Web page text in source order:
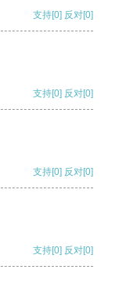
支持[0] 反对[0]
支持[0] 反对[0]
支持[0] 反对[0]
支持[0] 反对[0]